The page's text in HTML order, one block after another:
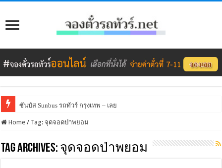
ซันบัส Sunbus รถทัวร์ กรุงเทพ – เลย
Home / Tag:จุดจอดป่าพยอม
Tag Archives: จุดจอดป่าพยอม